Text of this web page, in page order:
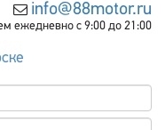
info@88motor.ru
ежедневно с 9:00 до 21:00